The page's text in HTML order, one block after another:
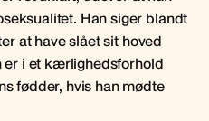
Han siger blandt
at have slået sit hoved
er i et kærlighedsforhold
fødder, hvis han mødte